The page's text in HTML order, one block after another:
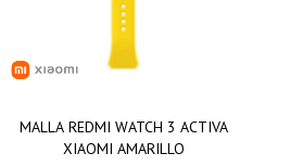
MALLA REDMI WATCH 3 ACTIVA
XIAOMI AMARILLO